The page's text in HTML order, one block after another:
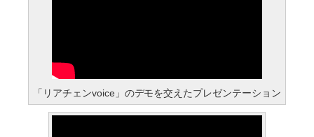
「リアチェンvoice」のデモを交えたプレゼンテーション